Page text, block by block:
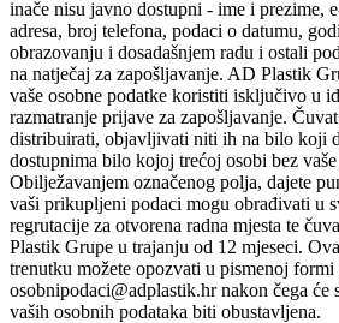
inače nisu javno dostupni - ime i prezime,
adresa, broj telefona, podaci o datumu,
obrazovanju i dosadašnjem radu i ostali
na natječaj za zapošljavanje. AD Plastik
vaše osobne podatke koristiti isključivo u
razmatranje prijave za zapošljavanje.
distribuirati, objavljivati niti ih na bilo koji
dostupnima bilo kojoj trećoj osobi bez
Obilježavanjem označenog polja, dajete
vaši prikupljeni podaci mogu obrađivati u
regrutacije za otvorena radna mjesta te
Plastik Grupe u trajanju od 12 mjeseci.
trenutku možete opozvati u pismenoj formi
osobnipodaci@adplastik.hr nakon čega će
vaših osobnih podataka biti obustavljena.